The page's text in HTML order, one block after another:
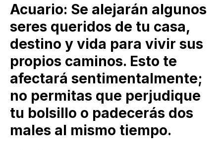
Acuario: Se alejarán algunos
seres queridos de tu casa,
destino y vida para vivir sus
propios caminos. Esto te
afectará sentimentalmente;
no permitas que perjudique
tu bolsillo o padecerás dos
males al mismo tiempo.